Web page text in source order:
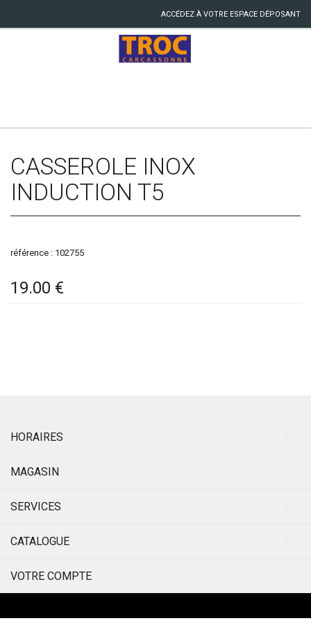
ACCÉDEZ À VOTRE ESPACE DÉPOSANT
CASSEROLE INOX
INDUCTION T5
référence : 102755
19.00 €
HORAIRES
MAGASIN
SERVICES
CATALOGUE
VOTRE COMPTE